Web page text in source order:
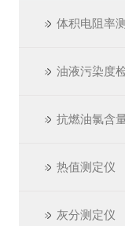
体积电阻率
油液污染度
抗燃油氯含
热值测定仪
灰分测定仪